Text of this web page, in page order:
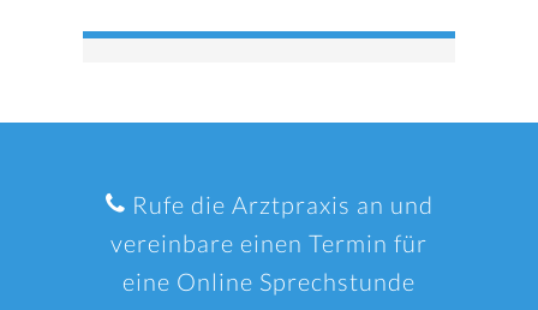
Rufe die Arztpraxis an und
vereinbare einen Termin für
eine Online Sprechstunde